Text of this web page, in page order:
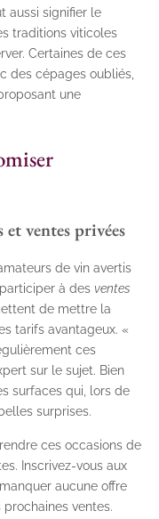
aussi signifier le
traditions viticoles
Certaines de ces
des cépages oubliés,
une
ventes privées
de vin avertis
à des ventes
de mettre la
tarifs avantageux. «
ces
sur le sujet. Bien
surfaces qui, lors de
surprises.
ces occasions de
Inscrivez-vous aux
aucune offre
ventes.